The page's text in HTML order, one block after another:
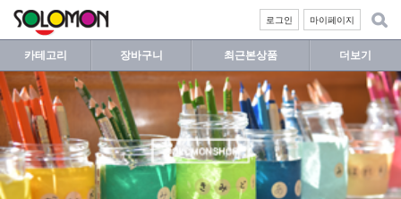
마이페이지
로그인
카테고리 장바구니 최근본상품 더보기